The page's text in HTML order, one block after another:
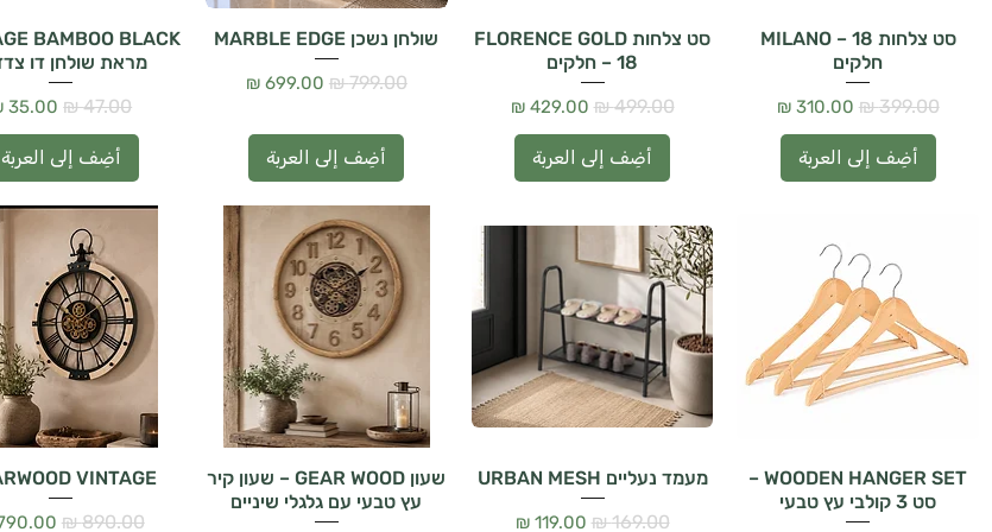
סט צלחות MILANO – 18
חלקים
سعر عادي‏399.00 ₪ سعر البيع
أضِف إلى العربة
סט צלחות FLORENCE GOLD
– 18 חלקים
سعر عادي‏499.00 ₪ سعر البيع
أضِف إلى العربة
שולחן נשכן MARBLE EDGE
سعر عادي‏799.00 ₪ سعر البيع
أضِف إلى العربة
מראת שולחן דו
سعر عادي سعر
أضِف إلى العربة
WOODEN HANGER SET –
סט 3 קולבי עץ טבעי
מעמד נעליים URBAN MESH
سعر عادي‏169.00 ₪ سعر البيع
שעון GEAR WOOD – שעון קיר
עץ טבעי עם גלגלי שיניים
VINTAGE
سعر عادي‏890.00 ₪ سعر